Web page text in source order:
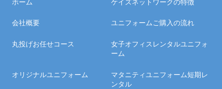
ホーム ケイズネットワークの特徴
会社概要 ユニフォームご購入の流れ
丸投げお任せコース
女子オフィスレンタルユニフォ
ーム
オリジナルユニフォーム
マタニティユニフォーム短期レ
ンタル